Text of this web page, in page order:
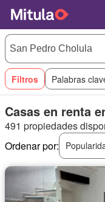
Filtros Palabras
Casas en renta
491 propiedades
Ordenar por: